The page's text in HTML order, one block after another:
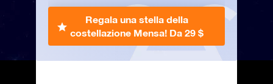
Regala una stella della
costellazione Mensa! Da 29 $